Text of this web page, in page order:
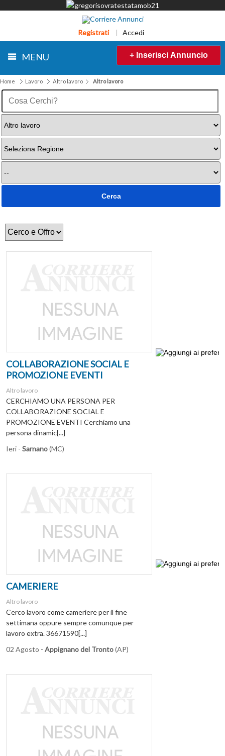
Registrati | Accedi
MENU + Inserisci Annuncio
Home Lavoro Altro lavoro Altro lavoro
COLLABORAZIONE SOCIAL E
PROMOZIONE EVENTI
Altro lavoro
CERCHIAMO UNA PERSONA PER
COLLABORAZIONE SOCIAL E
PROMOZIONE EVENTI Cerchiamo una
persona dinamic[...]
Ieri - Sarnano(MC)
CAMERIERE
Altro lavoro
Cerco lavoro come cameriere per il fine
settimana oppure sempre comunque per
lavoro extra. 36671590[...]
02 Agosto - Appignano del Tronto(AP)